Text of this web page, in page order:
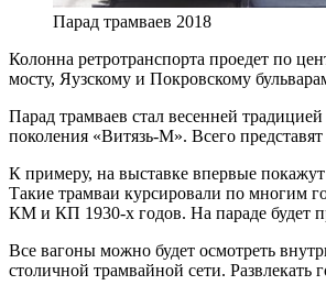
Парад трамваев 2018
Колонна ретротранспорта проедет по
мосту, Яузскому и Покровскому
Парад трамваев стал весенней
поколения «Витязь-М». Всего
К примеру, на выставке впервые
Такие трамваи курсировали по многим
КМ и КП 1930-х годов. На параде будет
Все вагоны можно будет осмотреть
столичной трамвайной сети. Развлекать